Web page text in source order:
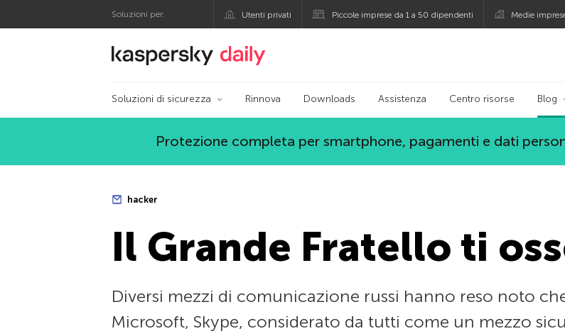
Soluzioni per: Utenti privati Piccole imprese da 1 a 50 dipendenti Medie
Blog ufficiale di Kaspersky
Soluzioni di sicurezza Rinnova Downloads Assistenza Centro risorse Blog
Protezione completa per smartphone, pagamenti e dati
hacker
Il Grande Fratello ti
Diversi mezzi di comunicazione russi hanno reso noto
Microsoft, Skype, considerato da tutti come un mezzo